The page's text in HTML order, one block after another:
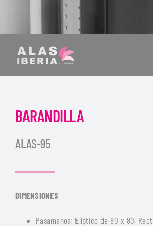
BARANDILLA
ALAS-95
DIMENSIONES
Pasamanos: Elíptico de 80 x 80.